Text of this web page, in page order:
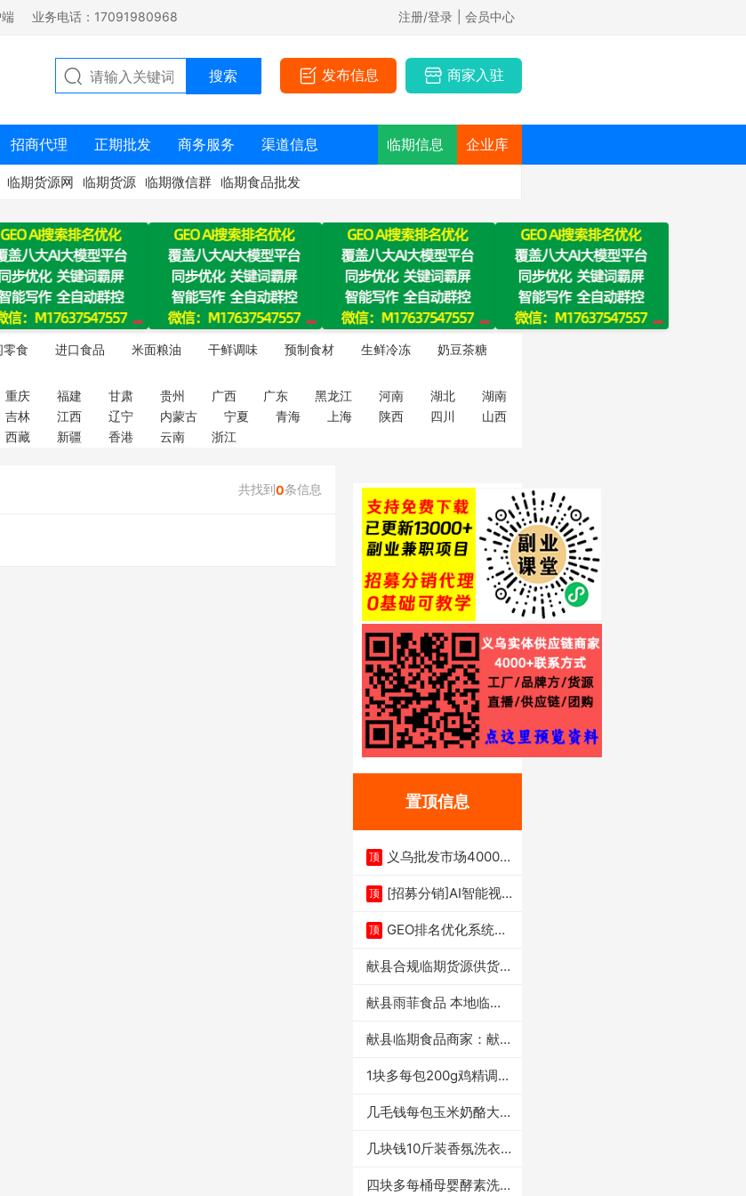
业务电话：17091980968 注册/登录 | 会员中心
发布信息 商家入驻
招商代理 正期批发 商务服务 渠道信息 临期信息 企业库
临期货源网 临期货源 临期微信群 临期食品批发
零食 进口食品 米面粮油 干鲜调味 预制食材 生鲜冷冻
奶豆茶糖
重庆 福建 甘肃 贵州 广西 广东 黑龙江 河南 湖北
湖南
吉林 江西 辽宁 内蒙古 宁夏 青海 上海 陕西 四川
山西
西藏 新疆 香港 云南 浙江
共找到0条信息
置顶信息
顶
义乌批发市场4000多
顶 [招募分销]AI智能视
顶 GEO排名优化系统+A
献县合规临期货源供货商
献县雨菲食品 本地临期
献县临期食品商家：献县
1块多每包200g鸡精调味
几毛钱每包玉米奶酪大虾
几块钱10斤装香氛洗衣
四块多每桶母婴酵素洗衣